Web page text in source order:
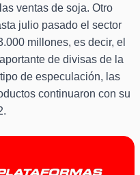
ventas de soja. Otro
julio pasado el sector
millones, es decir, el
de divisas de la
de especulación, las
continuaron con su